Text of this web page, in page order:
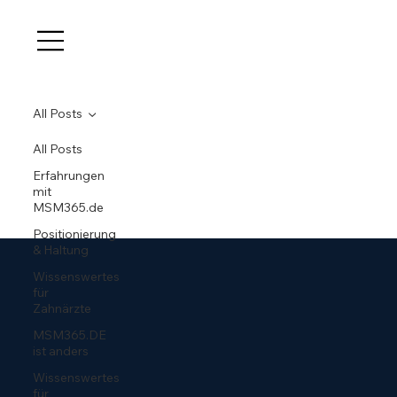
All Posts
Erfahrungen
mit
MSM365.de
Positionierung
& Haltung
Wissenswertes
für
Zahnärzte
MSM365.DE
ist anders
Wissenswertes
für
All Posts